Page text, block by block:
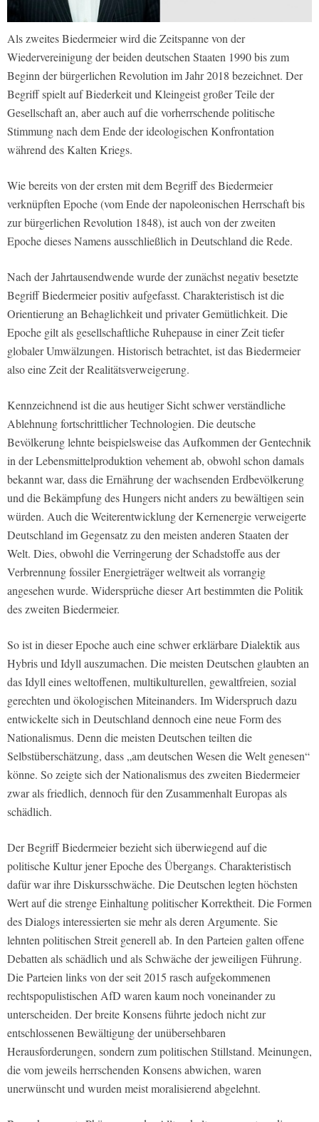
Als zweites Biedermeier wird die Zeitspanne von der
Wiedervereinigung der beiden deutschen Staaten 1990 bis zum
Beginn der bürgerlichen Revolution im Jahr 2018 bezeichnet. Der
Begriff spielt auf Biederkeit und Kleingeist großer Teile der
Gesellschaft an, aber auch auf die vorherrschende politische
Stimmung nach dem Ende der ideologischen Konfrontation
während des Kalten Kriegs.
Wie bereits von der ersten mit dem Begriff des Biedermeier
verknüpften Epoche (vom Ende der napoleonischen Herrschaft bis
zur bürgerlichen Revolution 1848), ist auch von der zweiten
Epoche dieses Namens ausschließlich in Deutschland die Rede.
Nach der Jahrtausendwende wurde der zunächst negativ besetzte
Begriff Biedermeier positiv aufgefasst. Charakteristisch ist die
Orientierung an Behaglichkeit und privater Gemütlichkeit. Die
Epoche gilt als gesellschaftliche Ruhepause in einer Zeit tiefer
globaler Umwälzungen. Historisch betrachtet, ist das Biedermeier
also eine Zeit der Realitätsverweigerung.
Kennzeichnend ist die aus heutiger Sicht schwer verständliche
Ablehnung fortschrittlicher Technologien. Die deutsche
Bevölkerung lehnte beispielsweise das Aufkommen der Gentechnik
in der Lebensmittelproduktion vehement ab, obwohl schon damals
bekannt war, dass die Ernährung der wachsenden Erdbevölkerung
und die Bekämpfung des Hungers nicht anders zu bewältigen sein
würden. Auch die Weiterentwicklung der Kernenergie verweigerte
Deutschland im Gegensatz zu den meisten anderen Staaten der
Welt. Dies, obwohl die Verringerung der Schadstoffe aus der
Verbrennung fossiler Energieträger weltweit als vorrangig
angesehen wurde. Widersprüche dieser Art bestimmten die Politik
des zweiten Biedermeier.
So ist in dieser Epoche auch eine schwer erklärbare Dialektik aus
Hybris und Idyll auszumachen. Die meisten Deutschen glaubten an
das Idyll eines weltoffenen, multikulturellen, gewaltfreien, sozial
gerechten und ökologischen Miteinanders. Im Widerspruch dazu
entwickelte sich in Deutschland dennoch eine neue Form des
Nationalismus. Denn die meisten Deutschen teilten die
Selbstüberschätzung, dass „am deutschen Wesen die Welt genesen“
könne. So zeigte sich der Nationalismus des zweiten Biedermeier
zwar als friedlich, dennoch für den Zusammenhalt Europas als
schädlich.
Der Begriff Biedermeier bezieht sich überwiegend auf die
politische Kultur jener Epoche des Übergangs. Charakteristisch
dafür war ihre Diskursschwäche. Die Deutschen legten höchsten
Wert auf die strenge Einhaltung politischer Korrektheit. Die Formen
des Dialogs interessierten sie mehr als deren Argumente. Sie
lehnten politischen Streit generell ab. In den Parteien galten offene
Debatten als schädlich und als Schwäche der jeweiligen Führung.
Die Parteien links von der seit 2015 rasch aufgekommenen
rechtspopulistischen AfD waren kaum noch voneinander zu
unterscheiden. Der breite Konsens führte jedoch nicht zur
entschlossenen Bewältigung der unübersehbaren
Herausforderungen, sondern zum politischen Stillstand. Meinungen,
die vom jeweils herrschenden Konsens abwichen, waren
unerwünscht und wurden meist moralisierend abgelehnt.